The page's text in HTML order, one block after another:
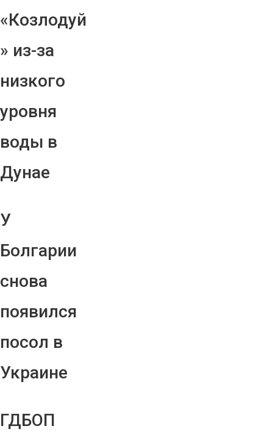
«Козлодуй
» из-за
низкого
уровня
воды в
Дунае
У
Болгарии
снова
появился
посол в
Украине
ГДБОП